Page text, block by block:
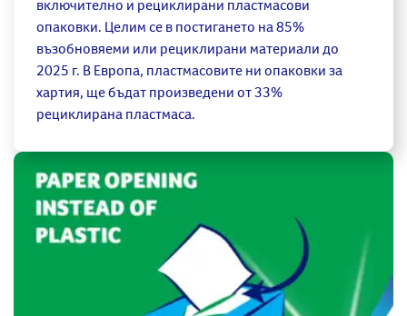
включително и рециклирани пластмасови
опаковки. Целим се в постигането на 85%
възобновяеми или рециклирани материали до
2025 г. В Европа, пластмасовите ни опаковки за
хартия, ще бъдат произведени от 33%
рециклирана пластмаса.